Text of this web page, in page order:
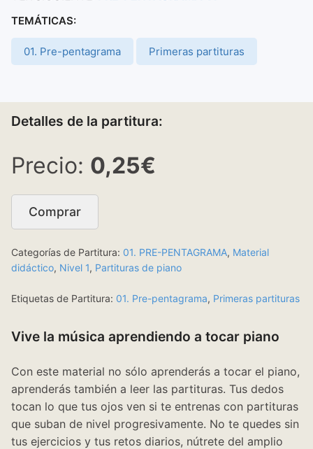
TEMÁTICAS:
01. Pre-pentagrama Primeras partituras
Detalles de la partitura:
0,25€
Comprar
Categorías de Partitura: 01. PRE-PENTAGRAMA, Material
didáctico, Nivel 1, Partituras de piano
Etiquetas de Partitura: 01. Pre-pentagrama, Primeras partituras
Vive la música aprendiendo a tocar piano
Con este material no sólo aprenderás a tocar el piano,
aprenderás también a leer las partituras. Tus dedos
tocan lo que tus ojos ven si te entrenas con partituras
que suban de nivel progresivamente. No te quedes sin
tus ejercicios y tus retos diarios, nútrete del amplio